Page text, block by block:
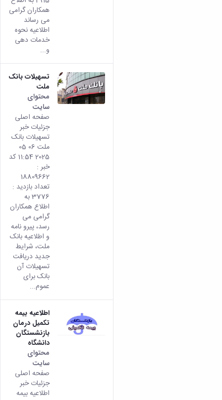
همکاران گرامی
می رساند
اطلاعیه نحوه
خدمات دهی
و...
تسهیلات بانک
ملت
محتوای
سایت
صفحه اصلی
جزئیات خبر
تسهیلات بانک
ملت 06 05
2025 11:54 کد
خبر :
18809662
تعداد بازدید :
3776 به
اطلاع همکاران
گرامی می
رسد، پیرو نامه
و اطلاعیه بانک
ملت، شرایط
جدید دریافت
تسهیلات آن
بانک برای
عموم...
اطلاعیه بیمه
تکمیل درمان
بازنشستگان
دانشگاه
محتوای
سایت
صفحه اصلی
جزئیات خبر
اطلاعیه بیمه